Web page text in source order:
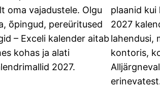
oma vajadustele. Olgu
õpingud, pereüritused
– Exceli kalender aitab
kohas ja alati
2027.
plaanid kui
2027
lahendusi,
kontoris,